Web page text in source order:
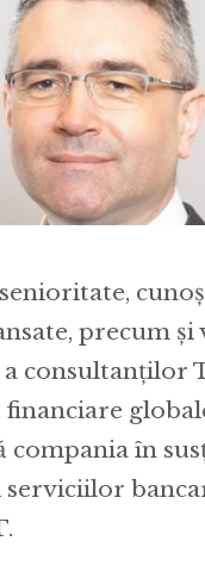
precum şi
consultanţilor
compania în